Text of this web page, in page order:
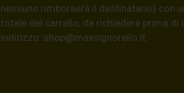
nessuno rimborserà il destinatario) con
totale del carrello, da richiedere prima
indirizzo: shop@maxsignorello.it